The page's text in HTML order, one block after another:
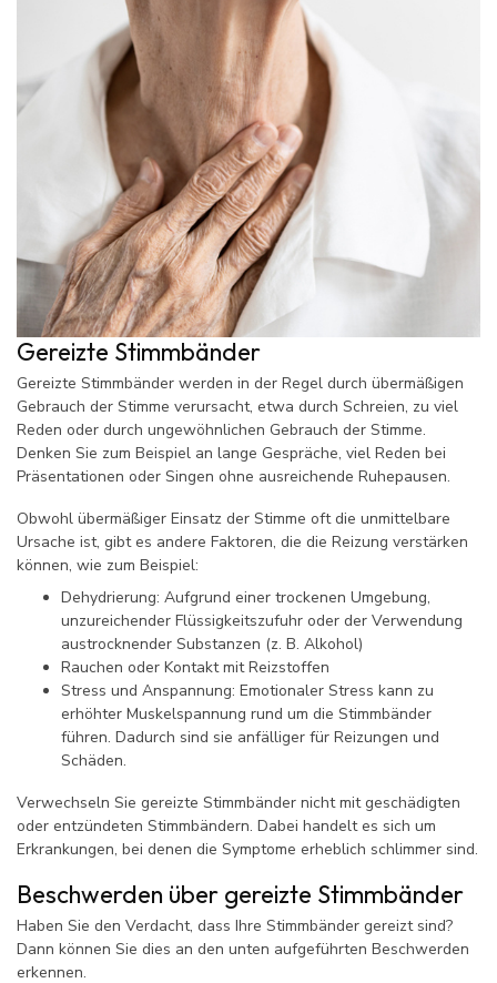
Gereizte Stimmbänder
Gereizte Stimmbänder werden in der Regel durch übermäßigen
Gebrauch der Stimme verursacht, etwa durch Schreien, zu viel
Reden oder durch ungewöhnlichen Gebrauch der Stimme.
Denken Sie zum Beispiel an lange Gespräche, viel Reden bei
Präsentationen oder Singen ohne ausreichende Ruhepausen.
Obwohl übermäßiger Einsatz der Stimme oft die unmittelbare
Ursache ist, gibt es andere Faktoren, die die Reizung verstärken
können, wie zum Beispiel:
Dehydrierung: Aufgrund einer trockenen Umgebung,
unzureichender Flüssigkeitszufuhr oder der Verwendung
austrocknender Substanzen (z. B. Alkohol)
Rauchen oder Kontakt mit Reizstoffen
Stress und Anspannung: Emotionaler Stress kann zu
erhöhter Muskelspannung rund um die Stimmbänder
führen. Dadurch sind sie anfälliger für Reizungen und
Schäden.
Verwechseln Sie gereizte Stimmbänder nicht mit geschädigten
oder entzündeten Stimmbändern. Dabei handelt es sich um
Erkrankungen, bei denen die Symptome erheblich schlimmer sind.
Beschwerden über gereizte Stimmbänder
Haben Sie den Verdacht, dass Ihre Stimmbänder gereizt sind?
Dann können Sie dies an den unten aufgeführten Beschwerden
erkennen.